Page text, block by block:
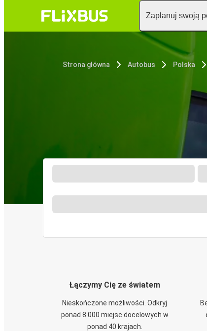
Zaplanuj swoją
Strona główna Autobus Polska
Łączymy Cię ze światem
Nieskończone możliwości. Odkryj
ponad 8 000 miejsc docelowych w
ponad 40 krajach.